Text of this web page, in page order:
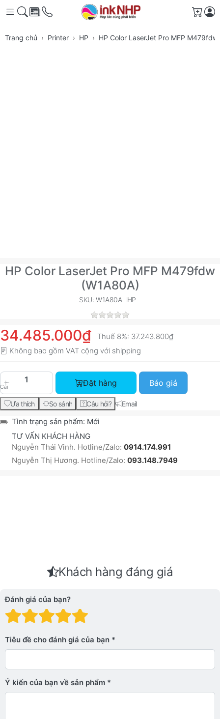
Giỏ
Trang chủ Printer HP HP Color LaserJet Pro MFP M479fdw
HP Color LaserJet Pro MFP M479fdw
(W1A80A)
SKU: W1A80A HP
34.485.000₫ Thuế 8%: 37.243.800₫
Không bao gồm VAT cộng với shipping
Cái
HP Color LaserJet Pro MFP M479fdw
Đặt hàng Báo giá
Ưa thích So sánh Câu hỏi? Email
Tình trạng sản phẩm: Mới
TƯ VẤN KHÁCH HÀNG
Nguyễn Thái Vinh. Hotline/Zalo: 0914.174.991
Nguyễn Thị Hương. Hotline/Zalo: 093.148.7949
Khách hàng đáng giá
Đánh giá của bạn?
Đánh giá: 4 trên 5
Đánh giá: 3 trên 5 sao.
Đánh giá: 2 trên 5 sao.
Đánh giá: 1 trên 5 sao. Xấu
Tiêu đề cho đánh giá của bạn
Ý kiến ​​của bạn về sản phẩm